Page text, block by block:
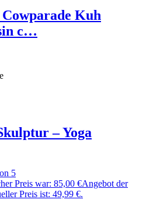
Kuh
c…
– Yoga
5
Preis war: 85,00 €Angebot der
Preis ist: 49,99 €.